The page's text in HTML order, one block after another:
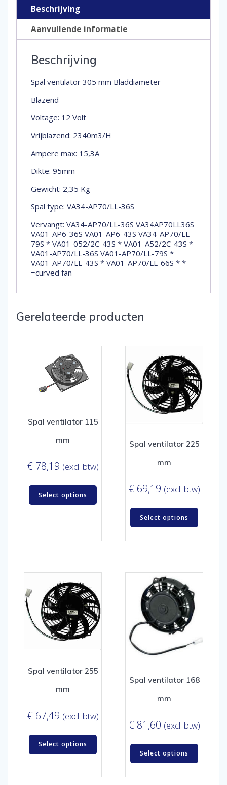
Beschrijving
Aanvullende informatie
Beschrijving
Spal ventilator 305 mm Bladdiameter
Blazend
Voltage: 12 Volt
Vrijblazend: 2340m3/H
Ampere max: 15,3A
Dikte: 95mm
Gewicht: 2,35 Kg
Spal type: VA34-AP70/LL-36S
Vervangt: VA34-AP70/LL-36S VA34AP70LL36S
VA01-AP6-36S VA01-AP6-43S VA34-AP70/LL-
79S * VA01-052/2C-43S * VA01-A52/2C-43S *
VA01-AP70/LL-36S VA01-AP70/LL-79S *
VA01-AP70/LL-43S * VA01-AP70/LL-66S * *
=curved fan
Gerelateerde producten
Spal ventilator 115
mm
€ 78,19 (excl. btw)
Select options
Spal ventilator 225
mm
€ 69,19 (excl. btw)
Select options
Spal ventilator 255
mm
€ 67,49 (excl. btw)
Select options
Spal ventilator 168
mm
€ 81,60 (excl. btw)
Select options